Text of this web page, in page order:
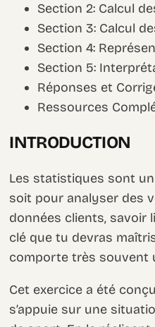
Section 2: Calcul
Section 3: Calcul
Section 4:
Section 5:
Réponses et
Ressources
INTRODUCTION
Les statistiques sont
soit pour analyser des
données clients, savoir
clé que tu devras
comporte très souvent
Cet exercice a été
s’appuie sur une